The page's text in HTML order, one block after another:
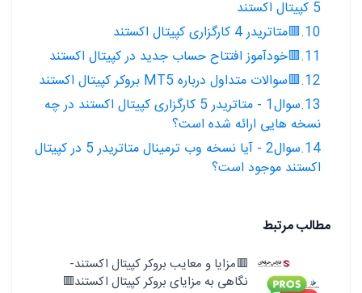
5 کپیتال اکستند
10.🟥متاتریدر 4 کارگزاری کپیتال اکستند
11.🟥خودآموز افتتاح حساب جدید در کپیتال اکستند
12.🟥سوالات متداول درباره MT5 بروکر کپیتال اکستند
13.سوال1 - متاتریدر 5 کارگزاری کپیتال اکستند در چه
نسخه هایی ارائه شده است؟
14.سوال2 - آیا نسخه وب ترمینال متاتریدر 5 در کپیتال
اکستند موجود است؟
مطالب مرتبط
🟥مزایا و معایب بروکر کپیتال اکستند-
نگاهی به مزایای بروکر کپیتال اکستند🟥